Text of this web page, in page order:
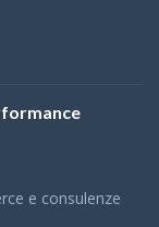
e consulenze